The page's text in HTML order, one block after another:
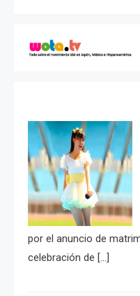
por el anuncio de
celebración de […]